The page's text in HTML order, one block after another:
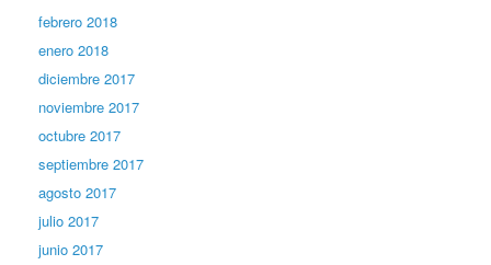
febrero 2018
enero 2018
diciembre 2017
noviembre 2017
octubre 2017
septiembre 2017
agosto 2017
julio 2017
junio 2017